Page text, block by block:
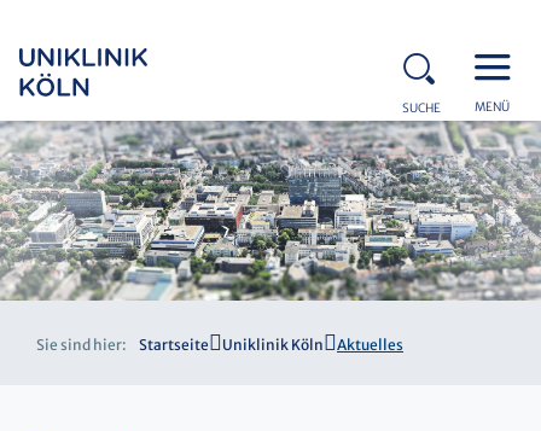
SUCHE MENÜ
Sie sind hier: Startseite Uniklinik Köln Aktuelles